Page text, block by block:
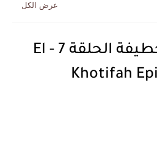
مسلسل الخطيفة الحلقة 7 - El
Khotifah